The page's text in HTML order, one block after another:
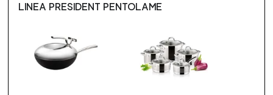
LINEA PRESIDENT PENTOLAME